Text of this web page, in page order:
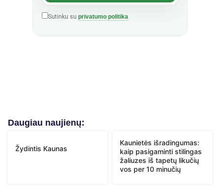
Sutinku su privatumo politika
Daugiau naujienų:
Žydintis Kaunas
Kaunietės išradingumas:
kaip pasigaminti stilingas
žaliuzes iš tapetų likučių
vos per 10 minučių